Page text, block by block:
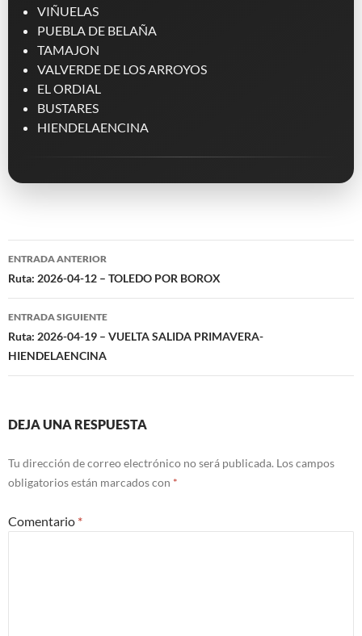
VIÑUELAS
PUEBLA DE BELAÑA
TAMAJON
VALVERDE DE LOS ARROYOS
EL ORDIAL
BUSTARES
HIENDELAENCINA
Navegación
de
entradas
ENTRADA ANTERIOR
Ruta: 2026-04-12 – TOLEDO POR BOROX
ENTRADA SIGUIENTE
Ruta: 2026-04-19 – VUELTA SALIDA PRIMAVERA-
HIENDELAENCINA
DEJA UNA RESPUESTA
Tu dirección de correo electrónico no será publicada. Los campos
obligatorios están marcados con *
Comentario *